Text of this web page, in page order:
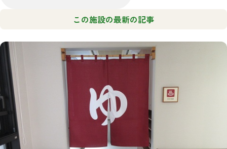
この施設の最新の記事